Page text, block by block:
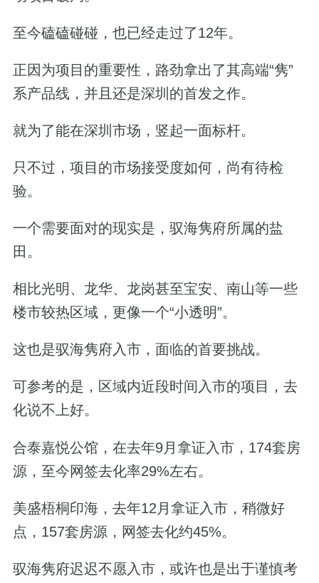
至今磕磕碰碰，也已经走过了12年。
正因为项目的重要性，路劲拿出了其高端“隽”
系产品线，并且还是深圳的首发之作。
就为了能在深圳市场，竖起一面标杆。
只不过，项目的市场接受度如何，尚有待检
验。
一个需要面对的现实是，驭海隽府所属的盐
田。
相比光明、龙华、龙岗甚至宝安、南山等一些
楼市较热区域，更像一个“小透明”。
这也是驭海隽府入市，面临的首要挑战。
可参考的是，区域内近段时间入市的项目，去
化说不上好。
合泰嘉悦公馆，在去年9月拿证入市，174套房
源，至今网签去化率29%左右。
美盛梧桐印海，去年12月拿证入市，稍微好
点，157套房源，网签去化约45%。
驭海隽府迟迟不愿入市，或许也是出于谨慎考